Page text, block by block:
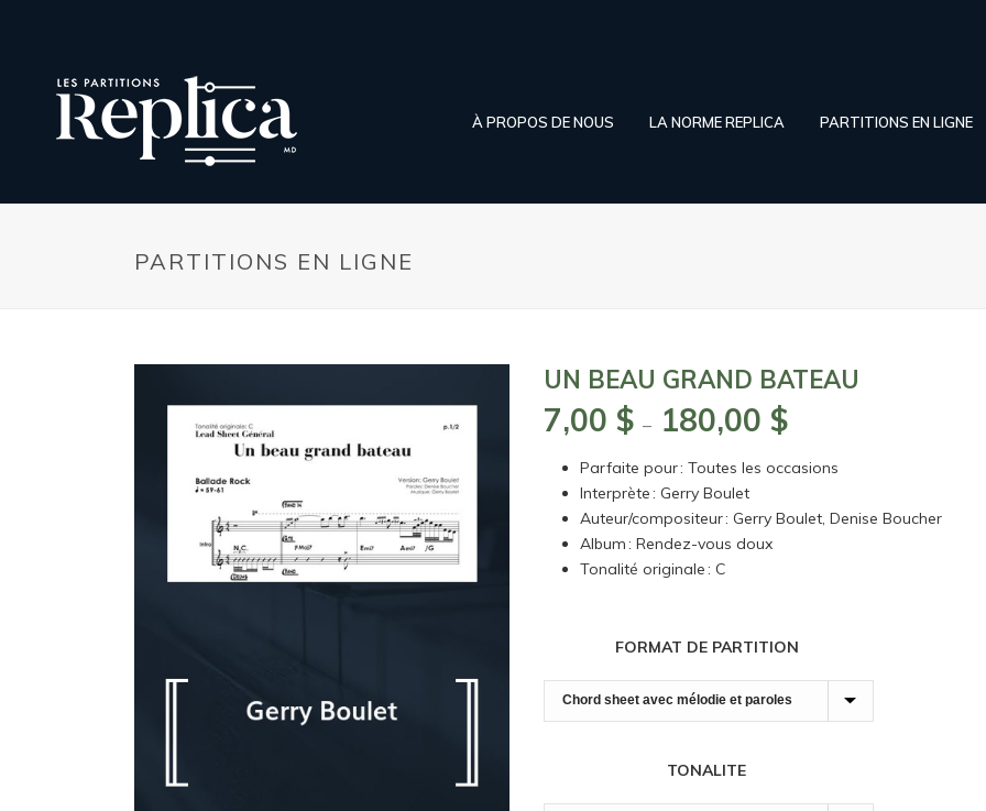
À PROPOS DE NOUS LA NORME REPLICA PARTITIONS EN LIGNE
PARTITIONS EN LIGNE
UN BEAU GRAND BATEAU
7,00$ – 180,00$Plage
prix :
Parfaite pour : Toutes les occasions
Interprète : Gerry Boulet
Auteur/compositeur : Gerry Boulet, Denise Boucher
Album : Rendez-vous doux
Tonalité originale : C
FORMAT DE PARTITION
TONALITE